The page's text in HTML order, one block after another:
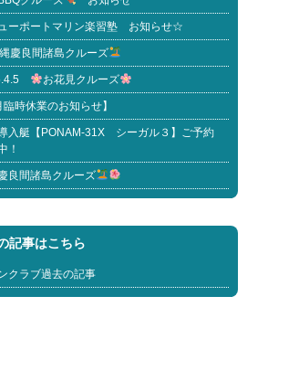
ーポートマリン楽習塾 お知らせ☆
慶良間諸島クルーズ
お花見クルーズ
臨時休業のお知らせ】
入艇【PONAM-31X シーガル３】ご予約
！
良間諸島クルーズ
記事はこちら
クラブ過去の記事